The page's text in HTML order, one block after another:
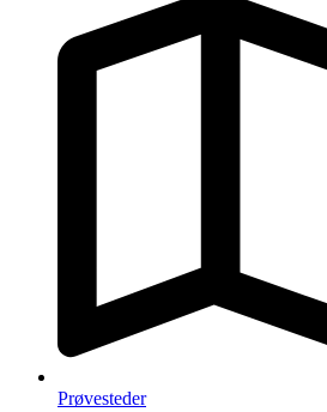
Prøvesteder